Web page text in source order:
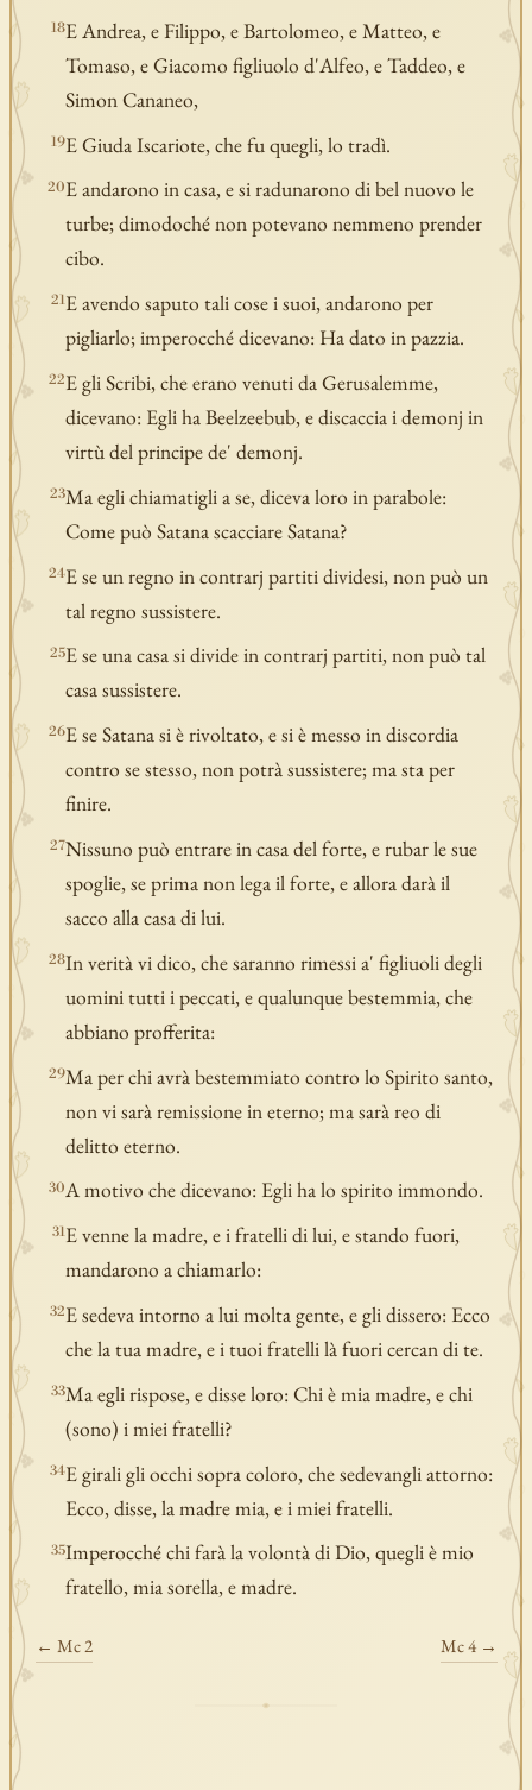
18E Andrea, e Filippo, e Bartolomeo, e Matteo, e
Tomaso, e Giacomo figliuolo d'Alfeo, e Taddeo, e
Simon Cananeo,
19E Giuda Iscariote, che fu quegli, lo tradì.
20E andarono in casa, e si radunarono di bel nuovo le
turbe; dimodoché non potevano nemmeno prender
cibo.
21E avendo saputo tali cose i suoi, andarono per
pigliarlo; imperocché dicevano: Ha dato in pazzia.
22E gli Scribi, che erano venuti da Gerusalemme,
dicevano: Egli ha Beelzeebub, e discaccia i demonj in
virtù del principe de' demonj.
23Ma egli chiamatigli a se, diceva loro in parabole:
Come può Satana scacciare Satana?
24E se un regno in contrarj partiti dividesi, non può un
tal regno sussistere.
25E se una casa si divide in contrarj partiti, non può tal
casa sussistere.
26E se Satana si è rivoltato, e si è messo in discordia
contro se stesso, non potrà sussistere; ma sta per
finire.
27Nissuno può entrare in casa del forte, e rubar le sue
spoglie, se prima non lega il forte, e allora darà il
sacco alla casa di lui.
28In verità vi dico, che saranno rimessi a' figliuoli degli
uomini tutti i peccati, e qualunque bestemmia, che
abbiano profferita:
29Ma per chi avrà bestemmiato contro lo Spirito santo,
non vi sarà remissione in eterno; ma sarà reo di
delitto eterno.
30A motivo che dicevano: Egli ha lo spirito immondo.
31E venne la madre, e i fratelli di lui, e stando fuori,
mandarono a chiamarlo:
32E sedeva intorno a lui molta gente, e gli dissero: Ecco
che la tua madre, e i tuoi fratelli là fuori cercan di te.
33Ma egli rispose, e disse loro: Chi è mia madre, e chi
(sono) i miei fratelli?
34E girali gli occhi sopra coloro, che sedevangli attorno:
Ecco, disse, la madre mia, e i miei fratelli.
35Imperocché chi farà la volontà di Dio, quegli è mio
fratello, mia sorella, e madre.
← Mc 2 Mc 4 →